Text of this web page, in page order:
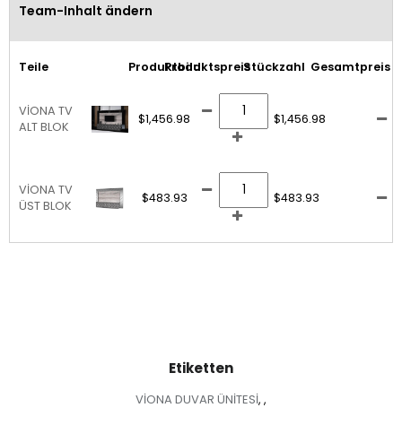
Team-Inhalt ändern
Teile ProduktbildProduktspreisStückzahl Gesamtpreis
VİONA TV
ALT BLOK
$1,456.98 $1,456.98
VİONA TV
ÜST BLOK
$483.93 $483.93
Etiketten
VİONA DUVAR ÜNİTESİ, ,